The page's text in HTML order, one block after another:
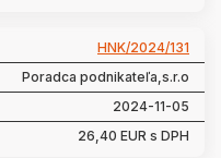
HNK/2024/131
Poradca podnikateľa,s.r.o
2024-11-05
26,40 EUR s DPH